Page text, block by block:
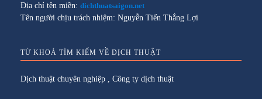
Địa chỉ tên miền: dichthuatsaigon.net
Tên người chịu trách nhiệm: Nguyễn Tiến Thắng Lợi
TỪ KHOÁ TÌM KIẾM VỀ DỊCH THUẬT
Dịch thuật chuyên nghiệp Công ty dịch thuật